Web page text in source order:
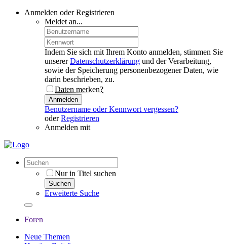
Anmelden oder Registrieren
Meldet an...
Indem Sie sich mit Ihrem Konto anmelden, stimmen Sie
unsererDatenschutzerklärung und der Verarbeitung,
sowie der Speicherung personenbezogener Daten, wie
darin beschrieben, zu.
Daten merken?
Anmelden
Benutzername oder Kennwort vergessen?
oderRegistrieren
Anmelden mit
Nur in Titel suchen
Suchen
Erweiterte Suche
Foren
Neue Themen